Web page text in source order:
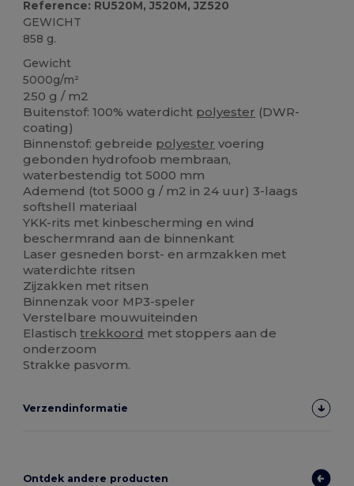
Reference: RU520M, J520M, JZ520
GEWICHT
858 g.
Gewicht
5000g/m²
250 g / m2
Buitenstof: 100% waterdicht polyester (DWR-
coating)
Binnenstof: gebreide polyester voering
gebonden hydrofoob membraan,
waterbestendig tot 5000 mm
Ademend (tot 5000 g / m2 in 24 uur) 3-laags
softshell materiaal
YKK-rits met kinbescherming en wind
beschermrand aan de binnenkant
Laser gesneden borst- en armzakken met
waterdichte ritsen
Zijzakken met ritsen
Binnenzak voor MP3-speler
Verstelbare mouwuiteinden
Elastischtrekkoord met stoppers aan de
onderzoom
Strakke pasvorm.
Verzendinformatie
Ontdek andere producten